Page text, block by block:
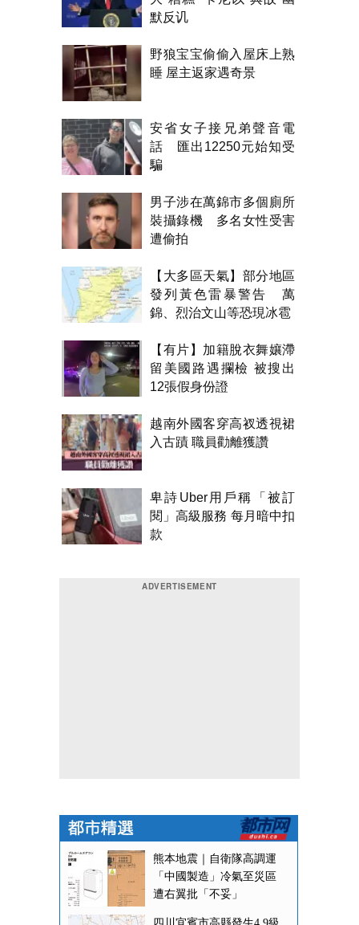
默反讥
野狼宝宝偷偷入屋床上熟
睡 屋主返家遇奇景
安省女子接兄弟聲音電
話 匯出12250元始知受
騙
男子涉在萬錦市多個廁所
裝攝錄機 多名女性受害
遭偷拍
【大多區天氣】部分地區
發列黃色雷暴警告 萬
錦、烈治文山等恐現冰雹
【有片】加籍脫衣舞孃滯
留美國路遇攔檢 被搜出
12張假身份證
越南外國客穿高衩透視裙
入古蹟 職員勸離獲讚
卑詩Uber用戶稱「被訂
閱」高級服務 每月暗中扣
款